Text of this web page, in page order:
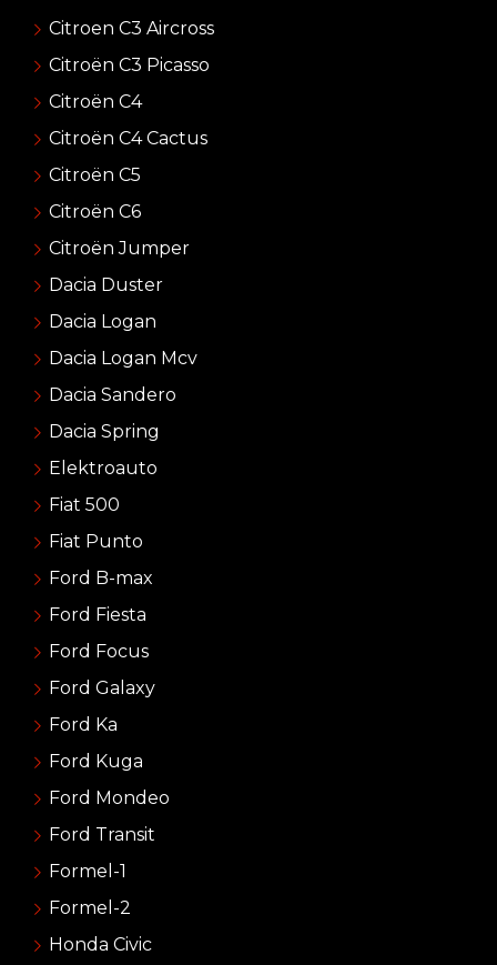
Citroen C3 Aircross
Citroën C3 Picasso
Citroën C4
Citroën C4 Cactus
Citroën C5
Citroën C6
Citroën Jumper
Dacia Duster
Dacia Logan
Dacia Logan Mcv
Dacia Sandero
Dacia Spring
Elektroauto
Fiat 500
Fiat Punto
Ford B-max
Ford Fiesta
Ford Focus
Ford Galaxy
Ford Ka
Ford Kuga
Ford Mondeo
Ford Transit
Formel-1
Formel-2
Honda Civic